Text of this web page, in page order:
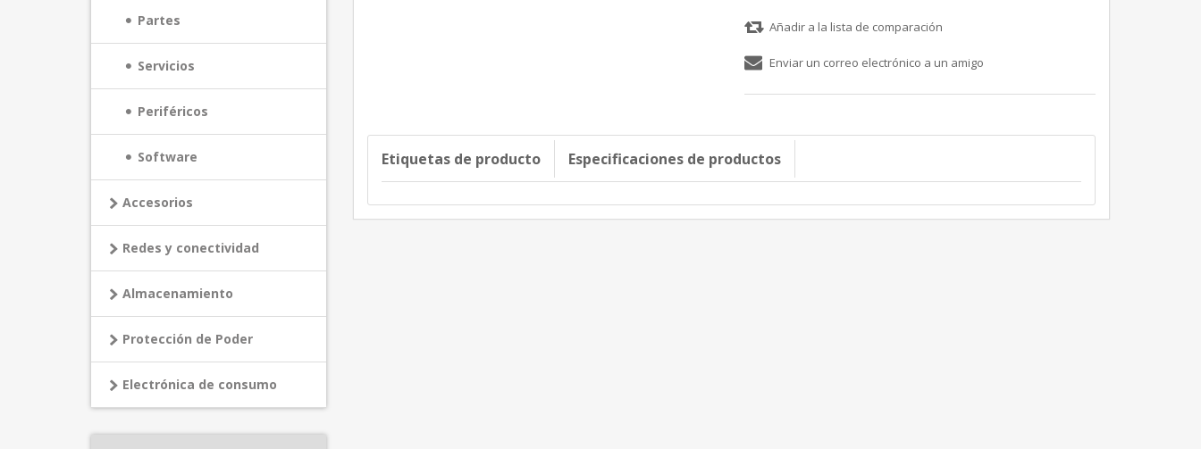
Partes
Servicios
Periféricos
Software
Accesorios
Redes y conectividad
Almacenamiento
Protección de Poder
Electrónica de consumo
Añadir a la lista de comparación
Enviar un correo electrónico a un amigo
Etiquetas de producto Especificaciones de productos